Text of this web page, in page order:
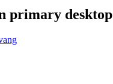
primary desktop